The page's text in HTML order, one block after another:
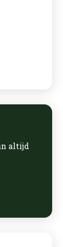
altijd